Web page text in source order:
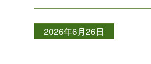
2026年6月26日